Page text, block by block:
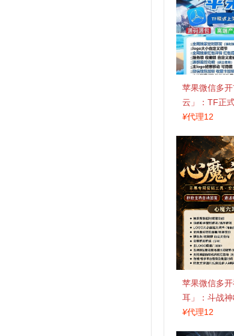
苹果微信多
云」：TF正
包，7天退换
¥代理12
苹果微信多
耳」：斗战
认准拍拍卡激
¥代理12